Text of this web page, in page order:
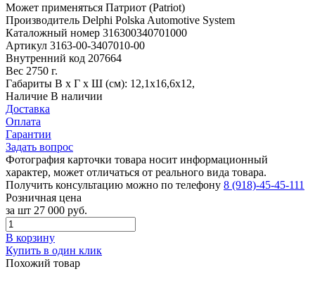
Может применяться Патриот (Patriot)
Производитель Delphi Polska Automotive System
Каталожный номер 316300340701000
Артикул 3163-00-3407010-00
Внутренний код 207664
Вес 2750 г.
Габариты В х Г х Ш (см): 12,1х16,6х12,
Наличие В наличии
Доставка
Оплата
Гарантии
Задать вопрос
Фотография карточки товара носит информационный
характер, может отличаться от реального вида товара.
Получить консультацию можно по телефону 8 (918)-45-45-111
Розничная цена
за шт 27 000 руб.
В корзину
Купить в один клик
Похожий товар